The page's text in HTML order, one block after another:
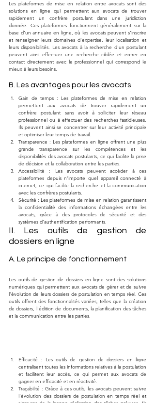
Les plateformes de mise en relation entre avocats sont des
solutions en ligne qui permettent aux avocats de trouver
rapidement un confrère postulant dans une juridiction
donnée. Ces plateformes fonctionnent généralement sur la
base d'un annuaire en ligne, où les avocats peuvent s'inscrire
et renseigner leurs domaines d'expertise, leur localisation et
leurs disponibilités. Les avocats à la recherche d'un postulant
peuvent ainsi effectuer une recherche ciblée et entrer en
contact directement avec le professionnel qui correspond le
mieux à leurs besoins.
B. Les avantages pour les avocats
Gain de temps : Les plateformes de mise en relation
permettent aux avocats de trouver rapidement un
confrère postulant sans avoir à solliciter leur réseau
professionnel ou à effectuer des recherches fastidieuses.
Ils peuvent ainsi se concentrer sur leur activité principale
et optimiser leur temps de travail.
Transparence : Les plateformes en ligne offrent une plus
grande transparence sur les compétences et les
disponibilités des avocats postulants, ce qui facilite la prise
de décision et la collaboration entre les parties.
Accessibilité : Les avocats peuvent accéder à ces
plateformes depuis n'importe quel appareil connecté à
internet, ce qui facilite la recherche et la communication
avec les confrères postulants.
Sécurité : Les plateformes de mise en relation garantissent
la confidentialité des informations échangées entre les
avocats, grâce à des protocoles de sécurité et des
systèmes d'authentification performants.
II. Les outils de gestion de
dossiers en ligne
A. Le principe de fonctionnement
Les outils de gestion de dossiers en ligne sont des solutions
numériques qui permettent aux avocats de gérer et de suivre
l'évolution de leurs dossiers de postulation en temps réel. Ces
outils offrent des fonctionnalités variées, telles que la création
de dossiers, l'édition de documents, la planification des tâches
et la communication entre les parties.
Efficacité : Les outils de gestion de dossiers en ligne
centralisent toutes les informations relatives à la postulation
et facilitent leur accès, ce qui permet aux avocats de
gagner en efficacité et en réactivité.
Traçabilité : Grâce à ces outils, les avocats peuvent suivre
l'évolution des dossiers de postulation en temps réel et